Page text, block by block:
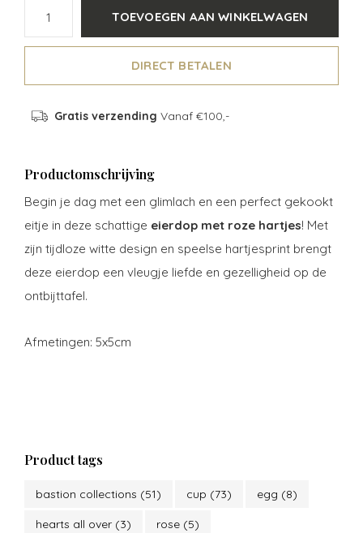
TOEVOEGEN AAN WINKELWAGEN
DIRECT BETALEN
Gratis verzending Vanaf €100,-
Productomschrijving
Begin je dag met een glimlach en een perfect gekookt
eitje in deze schattige eierdop met roze hartjes! Met
zijn tijdloze witte design en speelse hartjesprint brengt
deze eierdop een vleugje liefde en gezelligheid op de
ontbijttafel.
Afmetingen: 5x5cm
Product tags
bastion collections (51) cup (73) egg (8)
hearts all over (3) rose (5)